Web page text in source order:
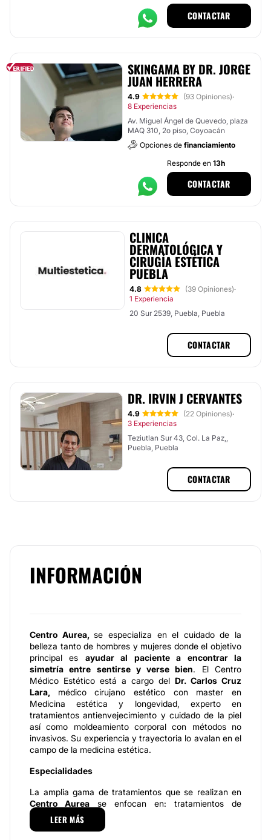
CONTACTAR
SKINGAMA BY DR. JORGE
JUAN HERRERA
4.9 (93 Opiniones)·
8 Experiencias
Av. Miguel Ángel de Quevedo, plaza
MAQ 310, 2o piso, Coyoacán
Opciones de financiamiento
Responde en 13h
CONTACTAR
CLINICA
DERMATOLÓGICA Y
CIRUGÍA ESTÉTICA
PUEBLA
4.8 (39 Opiniones)·
1 Experiencia
20 Sur 2539, Puebla, Puebla
CONTACTAR
DR. IRVIN J CERVANTES
4.9 (22 Opiniones)·
3 Experiencias
Teziutlan Sur 43, Col. La Paz,,
Puebla, Puebla
CONTACTAR
INFORMACIÓN
Centro Aurea,se especializa en el cuidado de la
belleza tanto de hombres y mujeres donde el objetivo
principal es ayudar al paciente a encontrar la
simetría entre sentirse y verse bien. El Centro
Médico Estético está a cargo del Dr. Carlos Cruz
Lara, médico cirujano estético con master en
Medicina estética y longevidad, experto en
tratamientos antienvejecimiento y cuidado de la piel
así como moldeamiento corporal con métodos no
invasivos. Su experiencia y trayectoria lo avalan en el
campo de la medicina estética.
Especialidades
La amplia gama de tratamientos que se realizan en
Centro Aurea se enfocan en: tratamientos de
rejuvenecimiento facial: fillers (proporciona volumen y
realza las facciones), toxina botulínica, (su función
LEER MÁS